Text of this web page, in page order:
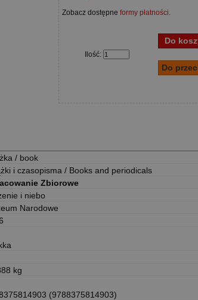
Zobacz dostępne formy płatności.
Ilość:
/ book
i czasopisma / Books and periodicals
Zbiorowe
i niebo
Narodowe
kg
(9788375814903)